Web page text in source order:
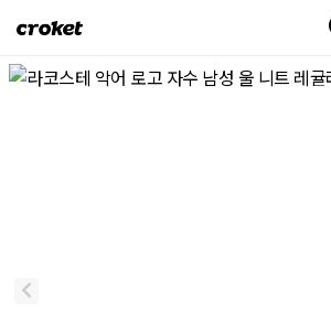
크
켓